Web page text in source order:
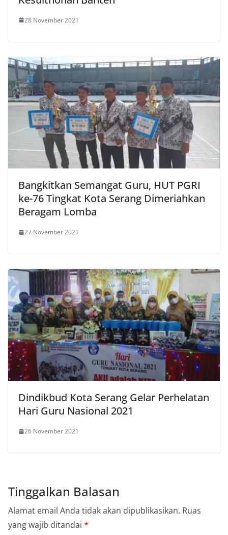
28 November 2021
Bangkitkan Semangat Guru, HUT PGRI
ke-76 Tingkat Kota Serang Dimeriahkan
Beragam Lomba
27 November 2021
Dindikbud Kota Serang Gelar Perhelatan
Hari Guru Nasional 2021
26 November 2021
Tinggalkan Balasan
Alamat email Anda tidak akan dipublikasikan. Ruas
yang wajib ditandai *